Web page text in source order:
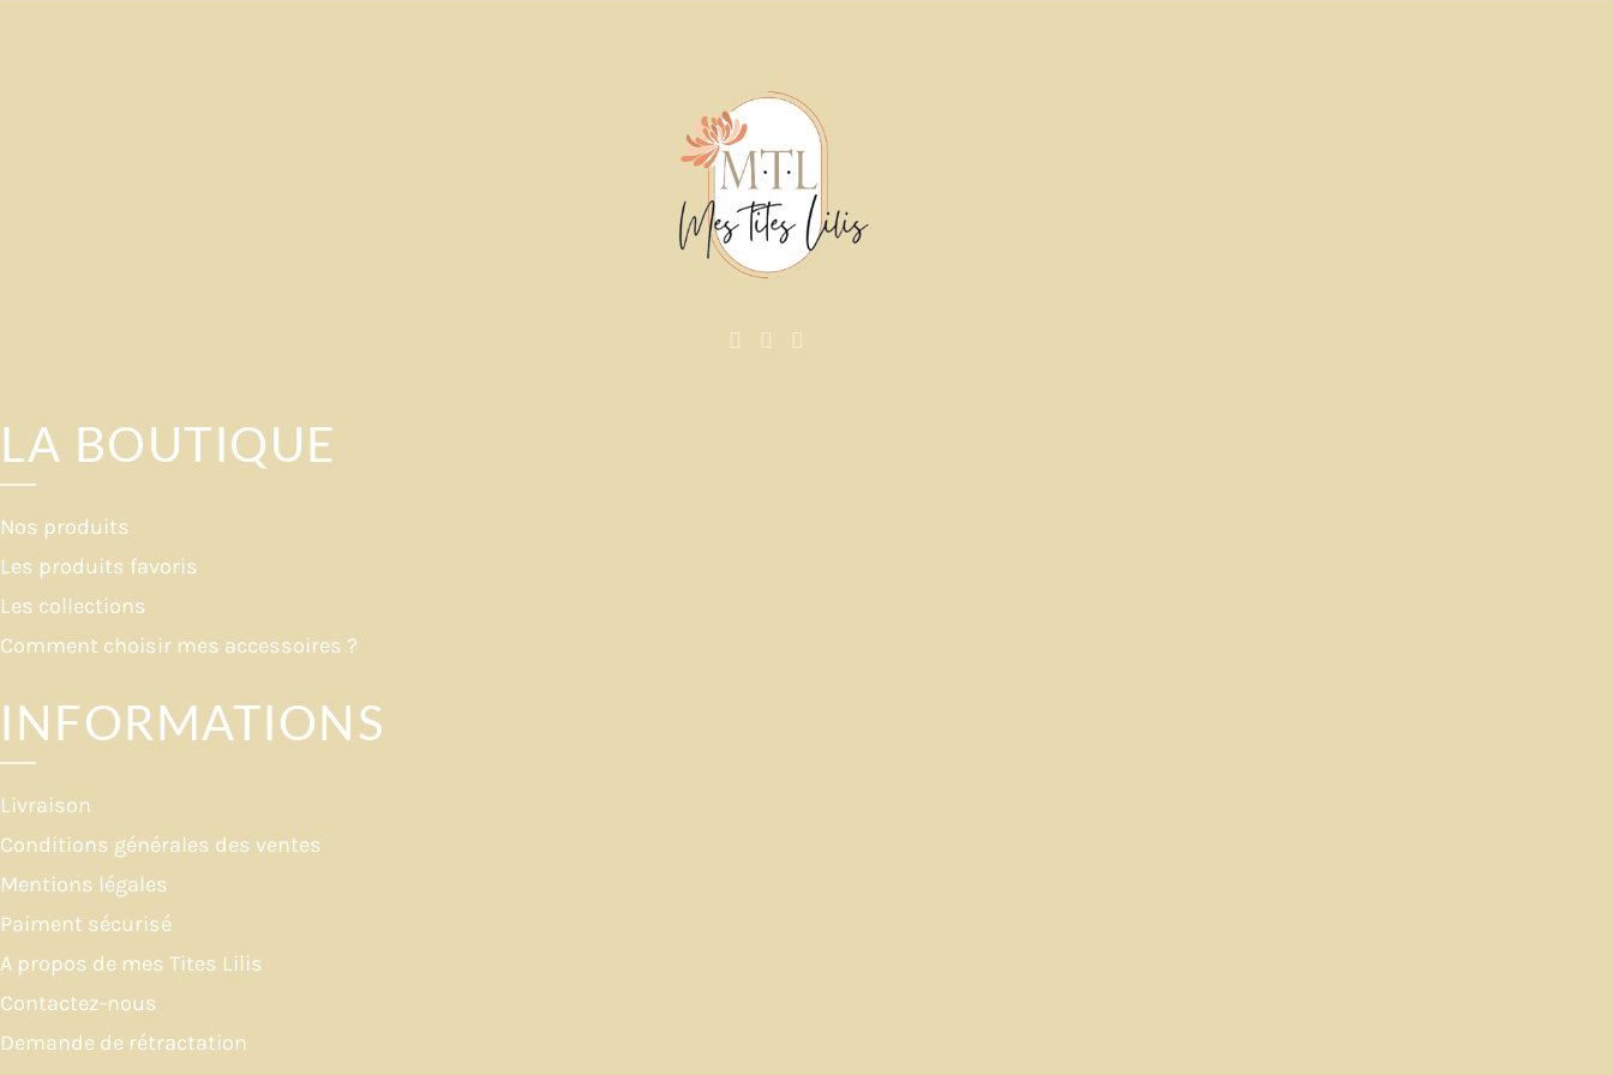
LA BOUTIQUE
Nos produits
Les produits favoris
Les collections
Comment choisir mes accessoires ?
INFORMATIONS
Livraison
Conditions générales des ventes
Mentions légales
Paiment sécurisé
A propos de mes Tites Lilis
Contactez-nous
Demande de rétractation